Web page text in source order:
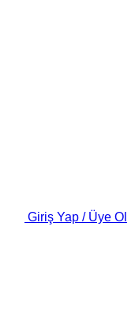
Giriş Yap / Üye Ol